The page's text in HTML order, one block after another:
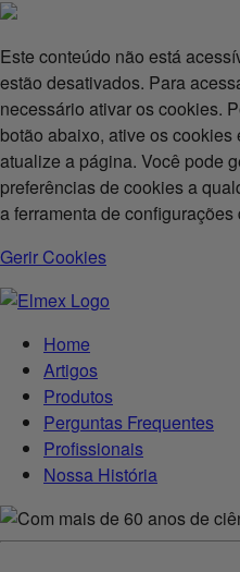
Este conteúdo não está
estão desativados. Para
necessário ativar os cookies.
botão abaixo, ative os cookies
atualize a página. Você pode
preferências de cookies a
a ferramenta de configurações
Gerir Cookies
Home
Artigos
Produtos
Perguntas Frequentes
Profissionais
Nossa História